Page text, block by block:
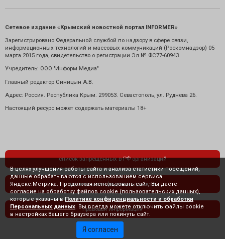
Сетевое издание «Крымский новостной портал INFORMER»
Зарегистрировано Федеральной службой по надзору в сфере связи,
информационных технологий и массовых коммуникаций (Роскомнадзор) 05
марта 2015 года, свидетельство о регистрации Эл № ФС77-60943.
Учредитель: ООО "Информ Медиа"
Главный редактор Синицын А.В.
Адрес: Россия. Республика Крым. 299053. Севастополь, ул. Руднева 26.
Настоящий ресурс может содержать материалы 18+
список запрещенных в РФ организаций
политика конфиденциальности
правовая информация
В целях улучшения работы сайта и анализа статистики посещений,
данные обрабатываются с использованием сервиса
Яндекс.Метрика. Продолжая использовать сайт, Вы даете
согласие на обработку файлов cookie (пользовательских данных),
которые указаны в Политике конфиденциальности и обработки
Персональных данных . Вы всегда можете отключить файлы cookie
в настройках Вашего браузера или покинуть сайт.
Я согласен